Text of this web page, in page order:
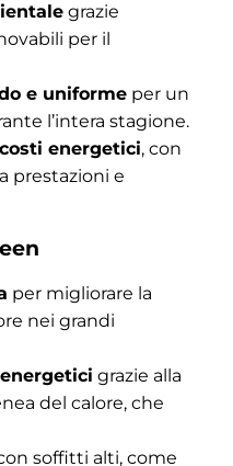
grazie
per il
e uniformeper un
l’intera stagione.
energetici, con
prestazioni e
per migliorare la
nei grandi
grazie alla
del calore, che
soffitti alti, come